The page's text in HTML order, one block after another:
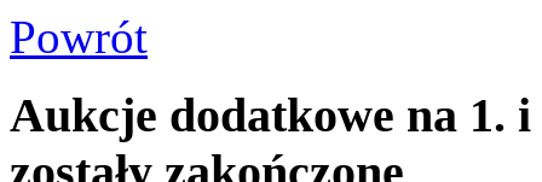
Powrót
Aukcje dodatkowe na 1.